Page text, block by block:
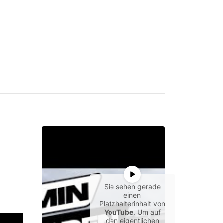
Sie sehen gerade
einen
Platzhalterinhalt von
YouTube. Um auf
den eigentlichen